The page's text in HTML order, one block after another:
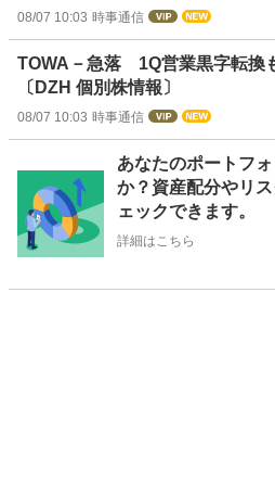
08/07 10:03 時事通信
TOWA－急落 1Q営業黒字転換
〔DZH 個別株情報〕
08/07 10:03 時事通信
あなたのポートフ
か？資産配分やリ
ェックできます。
詳細はこちら